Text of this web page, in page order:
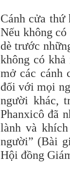
Cánh cửa thứ
Nếu không
dè trước
không có
mở các cánh
đối với mọi
người khác,
Phanxicô đã
lành và
người” (Bài
Hội đồng